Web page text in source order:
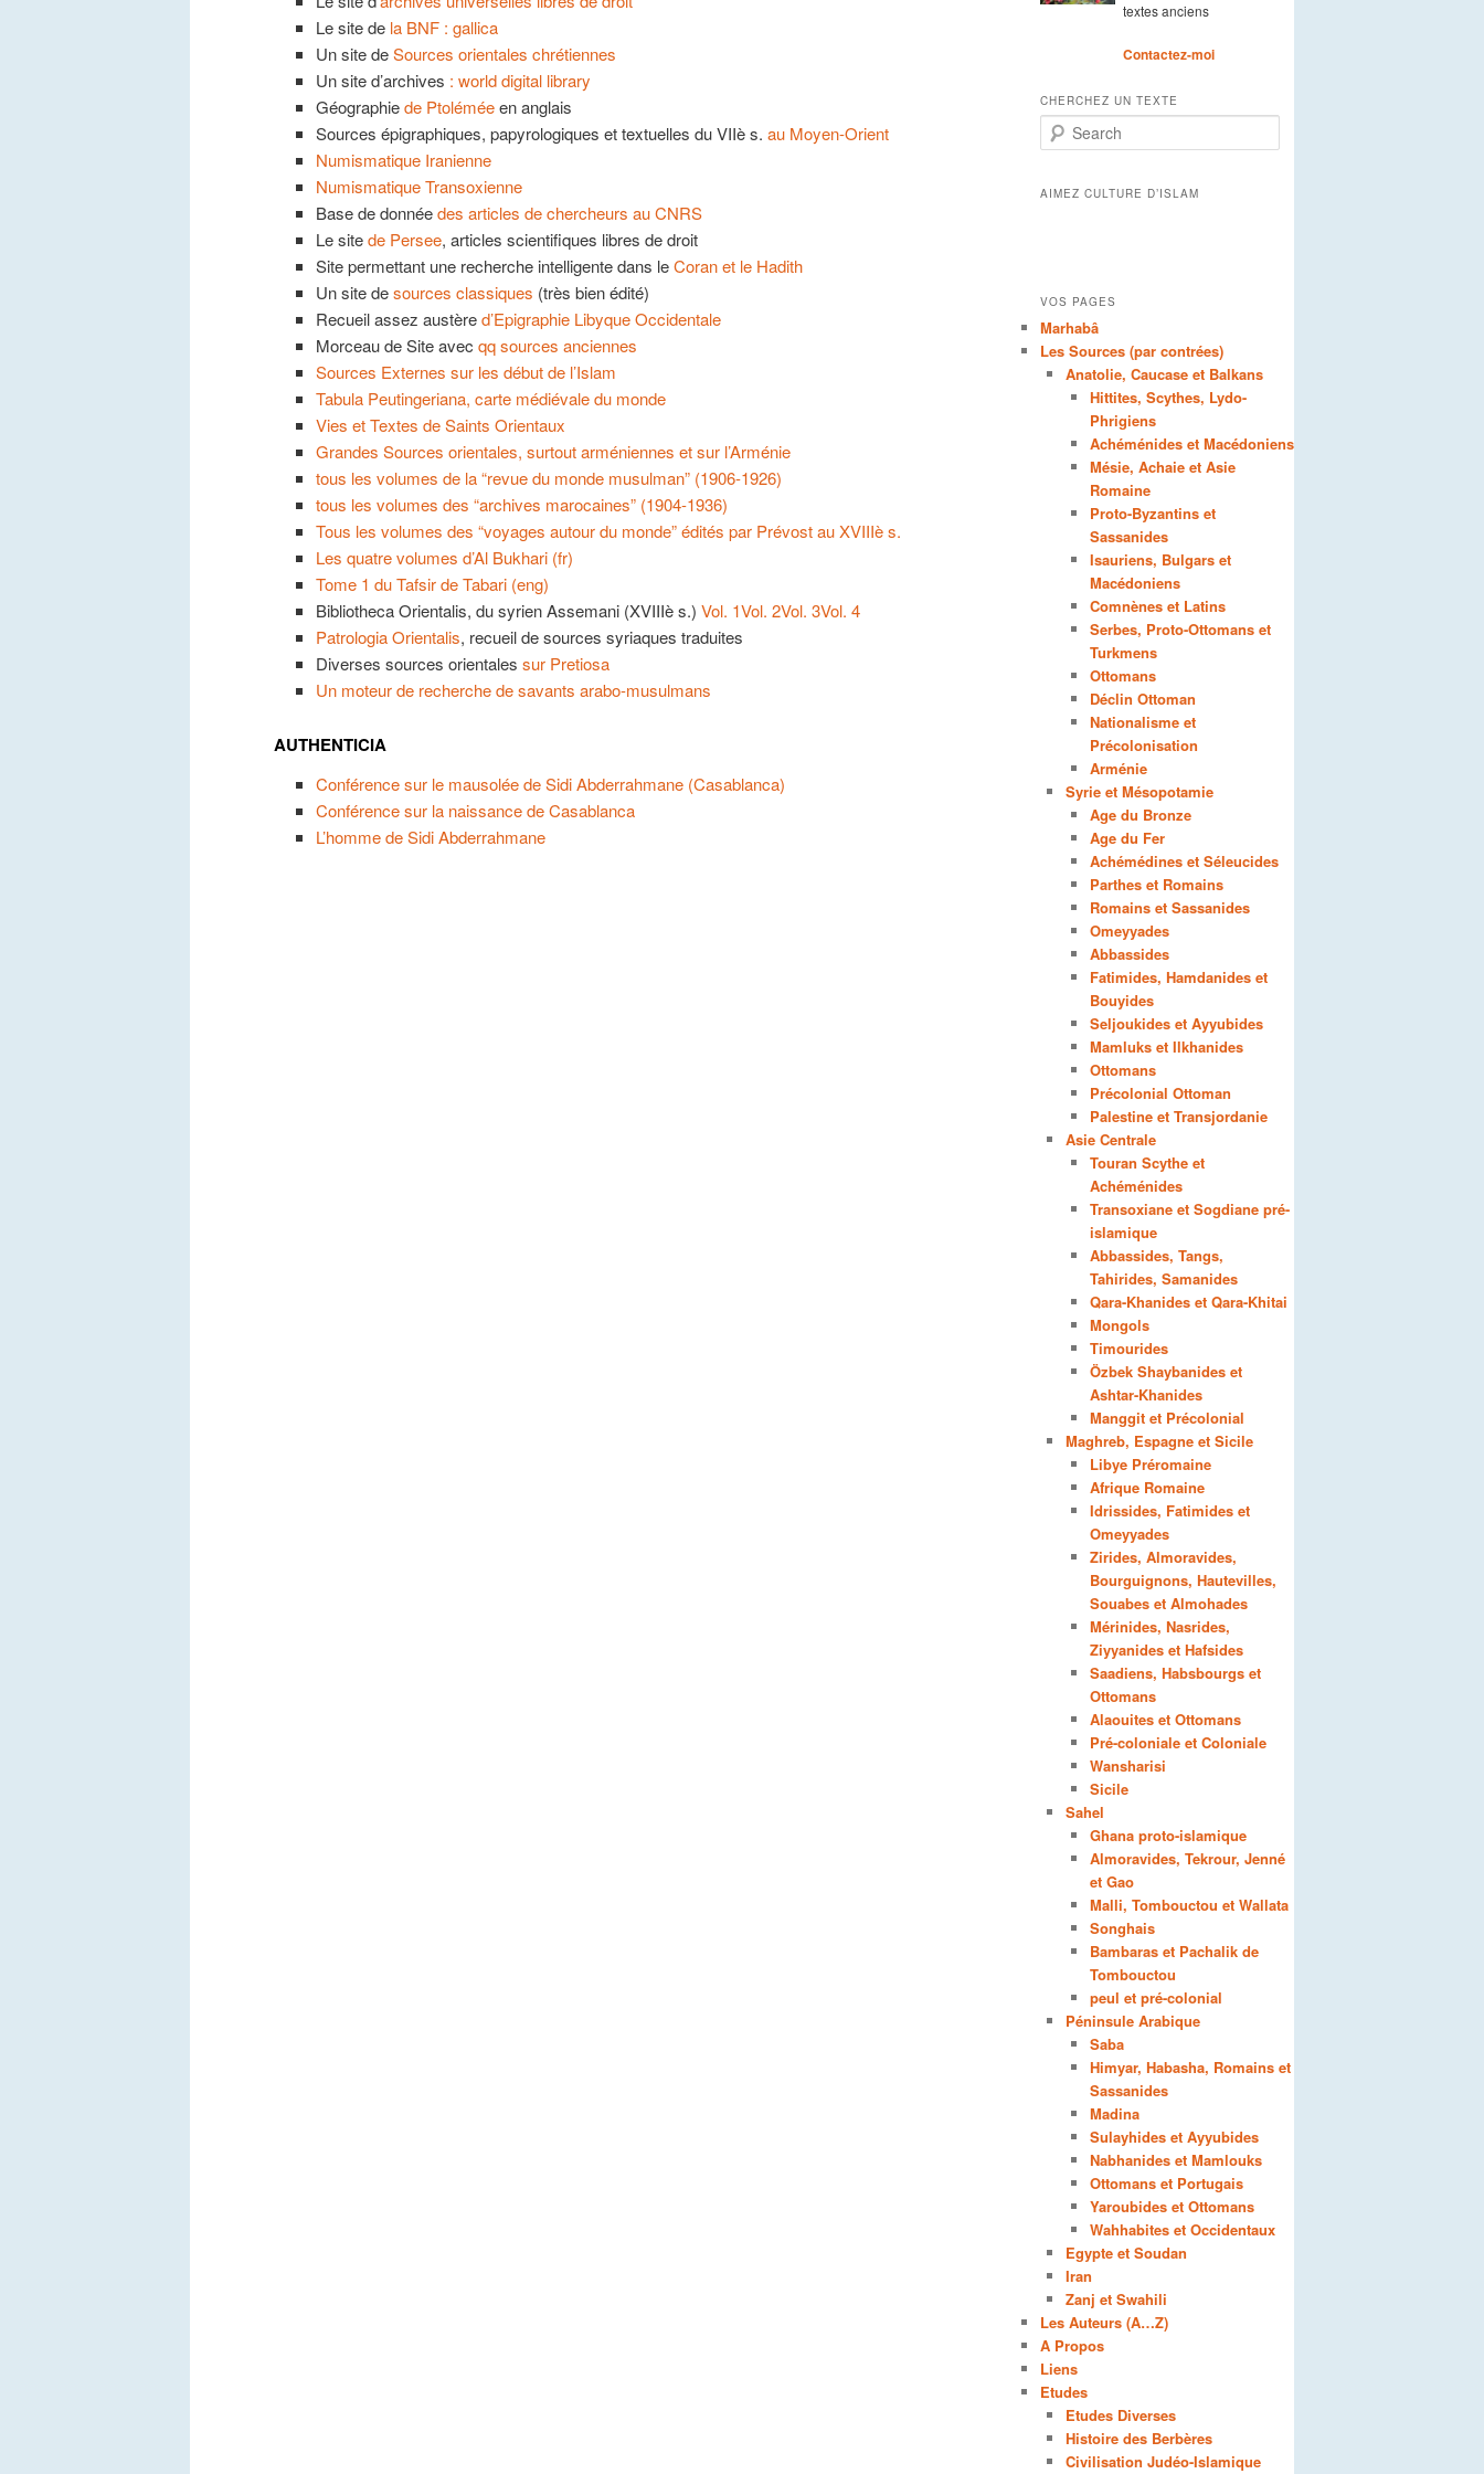
Le site de la BNF : gallica
Un site deSources orientales chrétiennes
Un site d’archives : world digital library
Géographiede Ptoléméeen anglais
Sources épigraphiques, papyrologiques et textuelles du VIIè s. au Moyen-Orient
Numismatique Iranienne
Numismatique Transoxienne
Base de donnéedes articles de chercheurs au CNRS
Le sitede Persee, articles scientifiques libres de droit
Site permettant une recherche intelligente dans leCoran et le Hadith
Un site desources classiques (très bien édité)
Recueil assez austèred’Epigraphie Libyque Occidentale
Morceau de Site avec qq sources anciennes
Sources Externes sur les début de l’Islam
Tabula Peutingeriana, carte médiévale du monde
Vies et Textes de Saints Orientaux
Grandes Sources orientales, surtout arméniennes et sur l’Arménie
tous les volumes de la “revue du monde musulman” (1906-1926)
tous les volumes des “archives marocaines” (1904-1936)
Tous les volumes des “voyages autour du monde” édités par Prévost au XVIIIè s.
Les quatre volumes d’Al Bukhari (fr)
Tome 1 du Tafsir de Tabari (eng)
Bibliotheca Orientalis, du syrien Assemani (XVIIIè s.) Vol. 1Vol. 2Vol. 3Vol. 4
Patrologia Orientalis, recueil de sources syriaques traduites
Diverses sources orientales sur Pretiosa
Un moteur de recherche de savants arabo-musulmans
AUTHENTICIA
Conférence sur le mausolée de Sidi Abderrahmane (Casablanca)
Conférence sur la naissance de Casablanca
L’homme de Sidi Abderrahmane
textes anciens
Contactez-moi
CHERCHEZ UN TEXTE
Search
AIMEZ CULTURE D’ISLAM
VOS PAGES
Marhabâ
Les Sources (par contrées)
Anatolie, Caucase et Balkans
Hittites, Scythes, Lydo-
Phrigiens
Achéménides et Macédoniens
Mésie, Achaie et Asie
Romaine
Proto-Byzantins et
Sassanides
Isauriens, Bulgars et
Macédoniens
Comnènes et Latins
Serbes, Proto-Ottomans et
Turkmens
Ottomans
Déclin Ottoman
Nationalisme et
Précolonisation
Arménie
Syrie et Mésopotamie
Age du Bronze
Age du Fer
Achémédines et Séleucides
Parthes et Romains
Romains et Sassanides
Omeyyades
Abbassides
Fatimides, Hamdanides et
Bouyides
Seljoukides et Ayyubides
Mamluks et Ilkhanides
Ottomans
Précolonial Ottoman
Palestine et Transjordanie
Asie Centrale
Touran Scythe et
Achéménides
Transoxiane et Sogdiane pré-
islamique
Abbassides, Tangs,
Tahirides, Samanides
Qara-Khanides et Qara-Khitai
Mongols
Timourides
Özbek Shaybanides et
Ashtar-Khanides
Manggit et Précolonial
Maghreb, Espagne et Sicile
Libye Préromaine
Afrique Romaine
Idrissides, Fatimides et
Omeyyades
Zirides, Almoravides,
Bourguignons, Hautevilles,
Souabes et Almohades
Mérinides, Nasrides,
Ziyyanides et Hafsides
Saadiens, Habsbourgs et
Ottomans
Alaouites et Ottomans
Pré-coloniale et Coloniale
Wansharisi
Sicile
Sahel
Ghana proto-islamique
Almoravides, Tekrour, Jenné
et Gao
Malli, Tombouctou et Wallata
Songhais
Bambaras et Pachalik de
Tombouctou
peul et pré-colonial
Péninsule Arabique
Saba
Himyar, Habasha, Romains et
Sassanides
Madina
Sulayhides et Ayyubides
Nabhanides et Mamlouks
Ottomans et Portugais
Yaroubides et Ottomans
Wahhabites et Occidentaux
Egypte et Soudan
Iran
Zanj et Swahili
Les Auteurs (A…Z)
A Propos
Liens
Etudes
Etudes Diverses
Histoire des Berbères
Civilisation Judéo-Islamique